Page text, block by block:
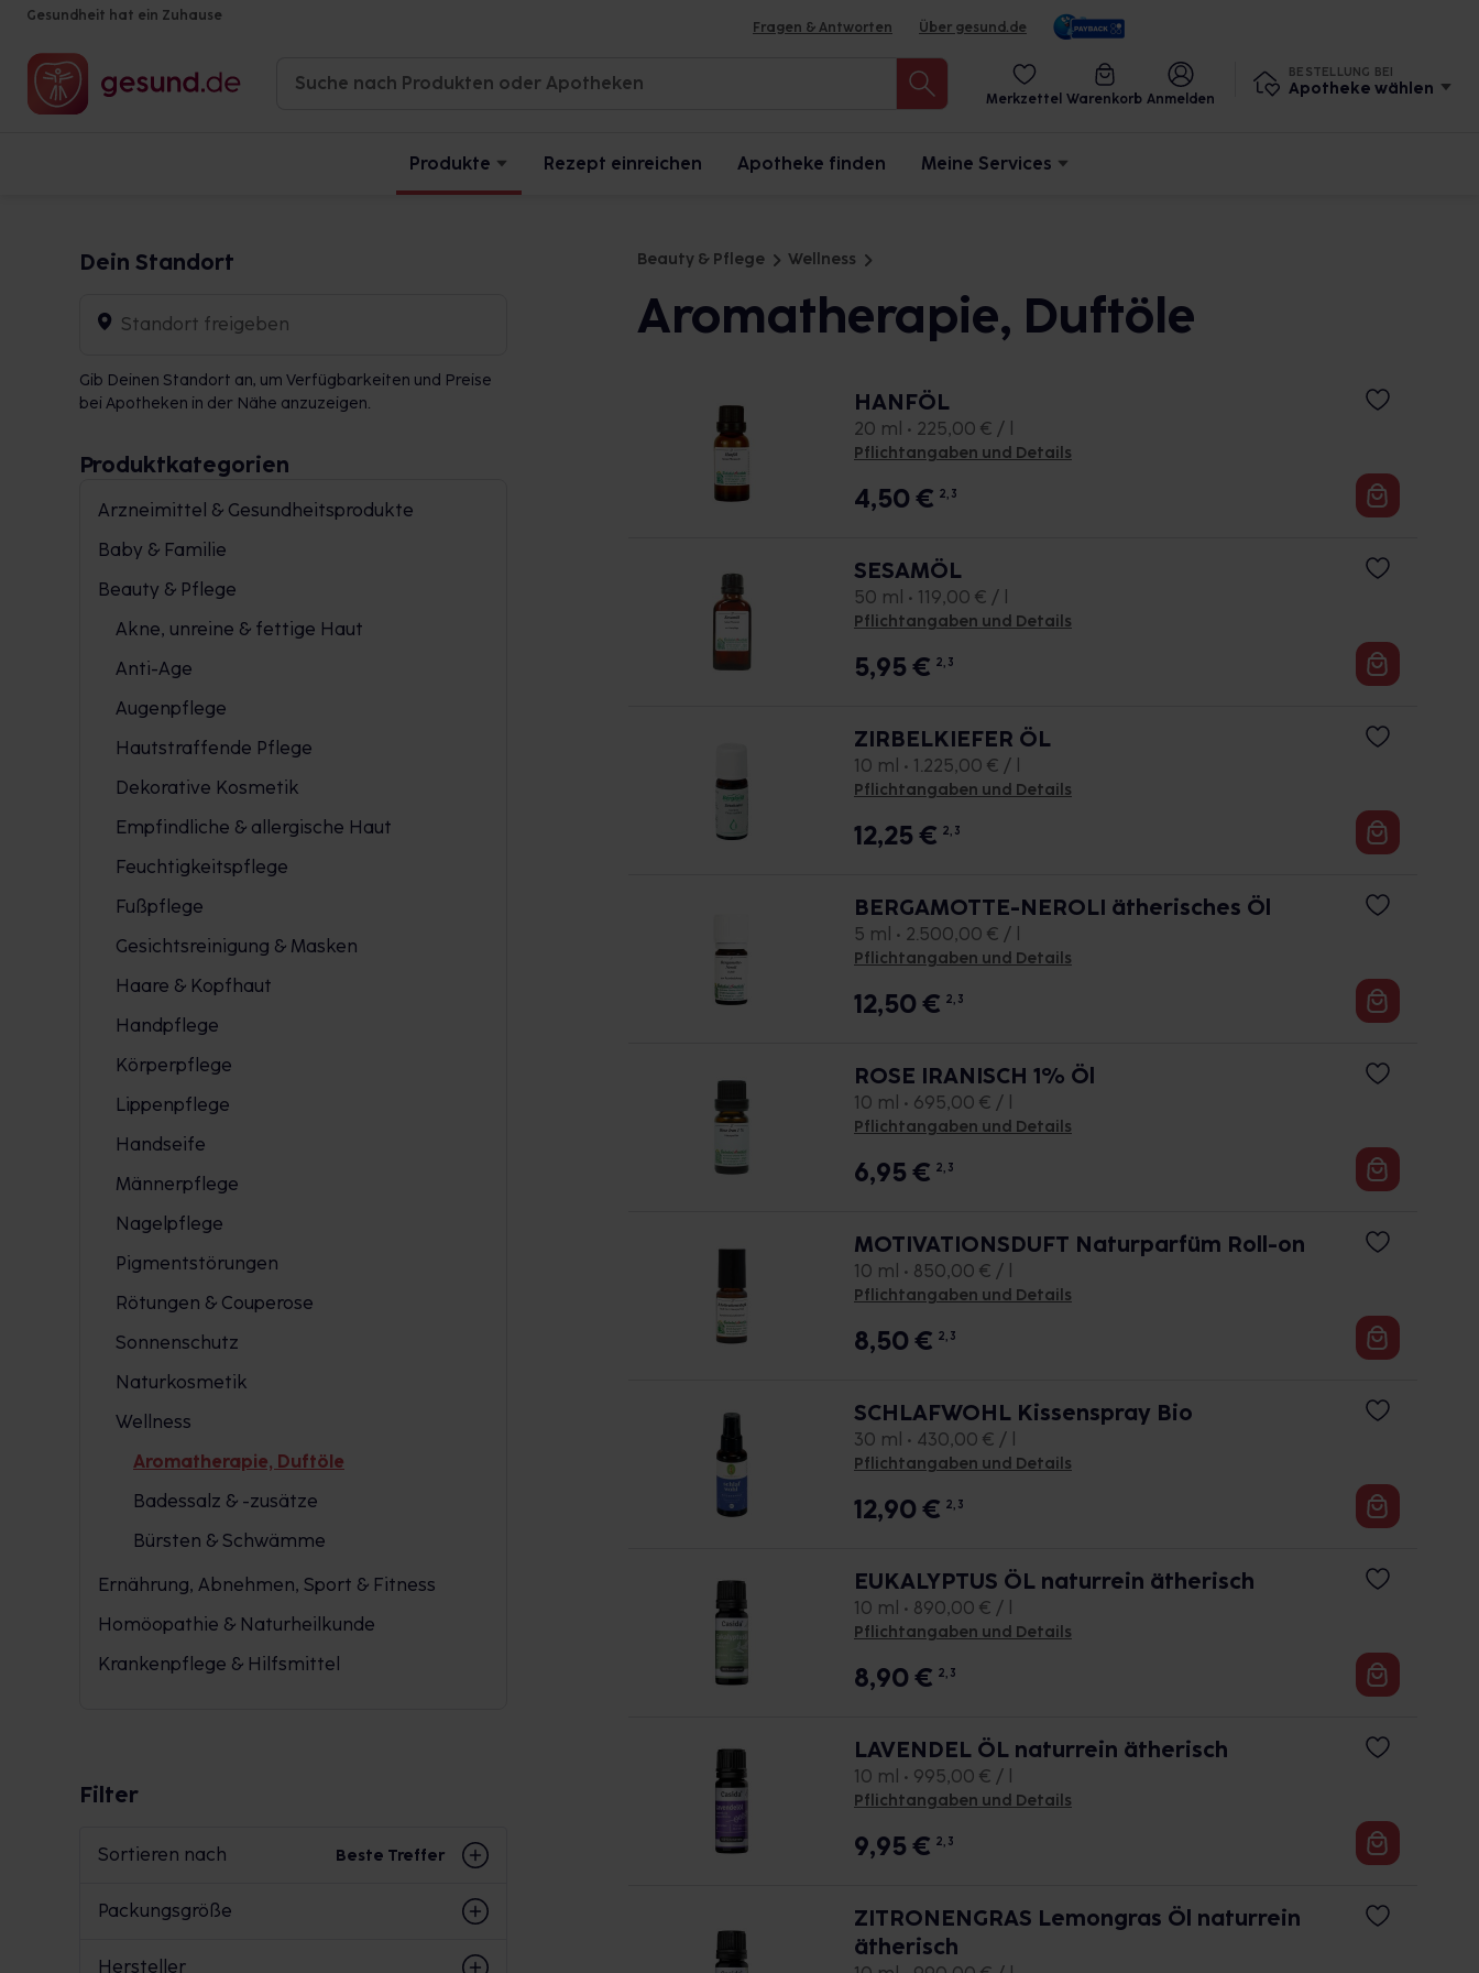
Gesundheit hat ein Zuhause
Fragen & Antworten Über gesund.de
Merkzettel Warenkorb Anmelden
BESTELLUNG BEI
Apotheke wählen
Produkte Rezept einreichen Apotheke finden Meine Services
Dein Standort
Standort freigeben
Gib Deinen Standort an, um Verfügbarkeiten und Preise
bei Apotheken in der Nähe anzuzeigen.
Produktkategorien
Arzneimittel & Gesundheitsprodukte
Baby & Familie
Beauty & Pflege
Akne, unreine & fettige Haut
Anti-Age
Augenpflege
Hautstraffende Pflege
Dekorative Kosmetik
Empfindliche & allergische Haut
Feuchtigkeitspflege
Fußpflege
Gesichtsreinigung & Masken
Haare & Kopfhaut
Handpflege
Körperpflege
Lippenpflege
Handseife
Männerpflege
Nagelpflege
Pigmentstörungen
Rötungen & Couperose
Sonnenschutz
Naturkosmetik
Wellness
Aromatherapie, Duftöle
Badessalz & -zusätze
Bürsten & Schwämme
Ernährung, Abnehmen, Sport & Fitness
Homöopathie & Naturheilkunde
Krankenpflege & Hilfsmittel
Filter
Sortieren nach Beste Treffer
Packungsgröße
Hersteller
Beauty & Pflege Wellness
Aromatherapie, Duftöle
HANFÖL
20 ml • 225,00 € / l
Pflichtangaben und Details
4,50€ 2, 3
SESAMÖL
50 ml • 119,00 € / l
Pflichtangaben und Details
5,95€ 2, 3
ZIRBELKIEFER ÖL
10 ml • 1.225,00 € / l
Pflichtangaben und Details
12,25€ 2, 3
BERGAMOTTE-NEROLI ätherisches Öl
5 ml • 2.500,00 € / l
Pflichtangaben und Details
12,50€ 2, 3
ROSE IRANISCH 1% Öl
10 ml • 695,00 € / l
Pflichtangaben und Details
6,95€ 2, 3
MOTIVATIONSDUFT Naturparfüm Roll-on
10 ml • 850,00 € / l
Pflichtangaben und Details
8,50€ 2, 3
SCHLAFWOHL Kissenspray Bio
30 ml • 430,00 € / l
Pflichtangaben und Details
12,90€ 2, 3
EUKALYPTUS ÖL naturrein ätherisch
10 ml • 890,00 € / l
Pflichtangaben und Details
8,90€ 2, 3
LAVENDEL ÖL naturrein ätherisch
10 ml • 995,00 € / l
Pflichtangaben und Details
9,95€ 2, 3
ZITRONENGRAS Lemongras Öl naturrein
ätherisch